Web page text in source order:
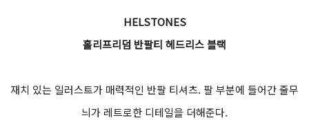
ALPINESTARS